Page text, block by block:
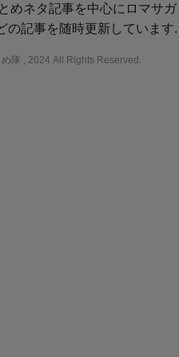
めネタ記事を中心にロマサガ
の記事を随時更新しています.
隊 , 2024 All Rights Reserved.